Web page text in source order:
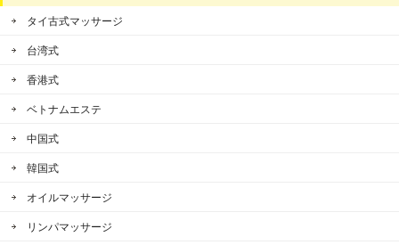
タイ古式マッサージ
台湾式
香港式
ベトナムエステ
中国式
韓国式
オイルマッサージ
リンパマッサージ